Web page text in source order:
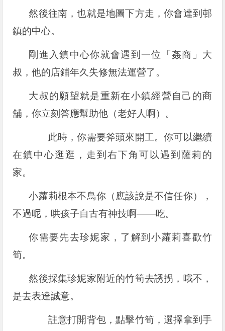
然後往南，也就是地圖下方走，你會達到邨
鎮的中心。
剛進入鎮中心你就會遇到一位「姦商」大
叔，他的店鋪年久失修無法運營了。
大叔的願望就是重新在小鎮經營自己的商
舖，你立刻答應幫助他（老好人啊）。
此時，你需要斧頭來開工。你可以繼續
在鎮中心逛逛，走到右下角可以遇到薩莉的
家。
小蘿莉根本不鳥你（應該說是不信任你），
不過呢，哄孩子自古有神技啊——吃。
你需要先去珍妮家，了解到小蘿莉喜歡竹
筍。
然後採集珍妮家附近的竹筍去誘拐，哦不，
是去表達誠意。
註意打開背包，點擊竹筍，選擇拿到手